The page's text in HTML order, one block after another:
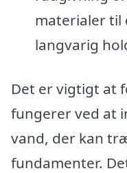
materialer
langvarig
Det er vigtigt at
fungerer ved at
vand, der kan
fundamenter.